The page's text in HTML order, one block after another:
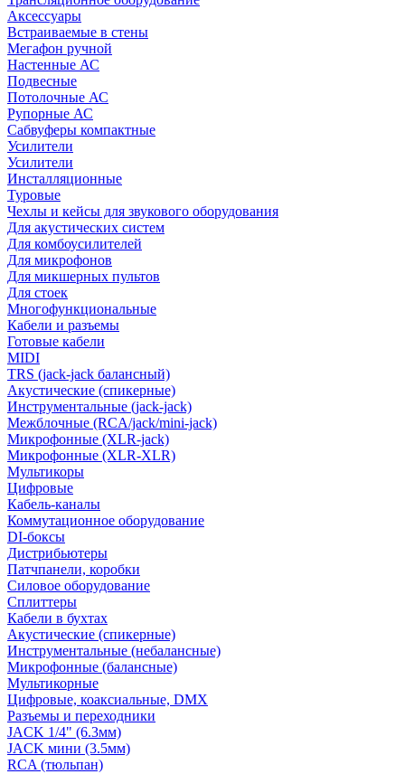
Аксессуары
Встраиваемые в стены
Мегафон ручной
Настенные АС
Подвесные
Потолочные АС
Рупорные АС
Сабвуферы компактные
Усилители
Усилители
Инсталляционные
Туровые
Чехлы и кейсы для звукового оборудования
Для акустических систем
Для комбоусилителей
Для микрофонов
Для микшерных пультов
Для стоек
Многофункциональные
Кабели и разъемы
Готовые кабели
MIDI
TRS (jack-jack балансный)
Акустические (спикерные)
Инструментальные (jack-jack)
Межблочные (RCA/jack/mini-jack)
Микрофонные (XLR-jack)
Микрофонные (XLR-XLR)
Мультикоры
Цифровые
Кабель-каналы
Коммутационное оборудование
DI-боксы
Дистрибьютеры
Патчпанели, коробки
Силовое оборудование
Сплиттеры
Кабели в бухтах
Акустические (спикерные)
Инструментальные (небалансные)
Микрофонные (балансные)
Мультикорные
Цифровые, коаксиальные, DMX
Разъемы и переходники
JACK 1/4" (6.3мм)
JACK мини (3.5мм)
RCA (тюльпан)